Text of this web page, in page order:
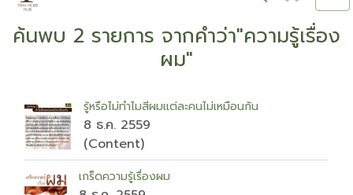
ค้นพบ 2 รายการ จากคำว่า"ความรู้เรื่อง
ผม"
รู้หรือไม่ทำไมสีผมแต่ละคนไม่เหมือนกัน
8 ธ.ค. 2559
(Content)
เกร็ดความรู้เรื่องผม